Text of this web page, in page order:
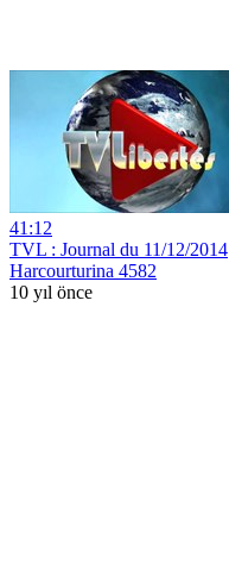
41:12
TVL : Journal du 11/12/2014
Harcourturina 4582
10 yıl önce